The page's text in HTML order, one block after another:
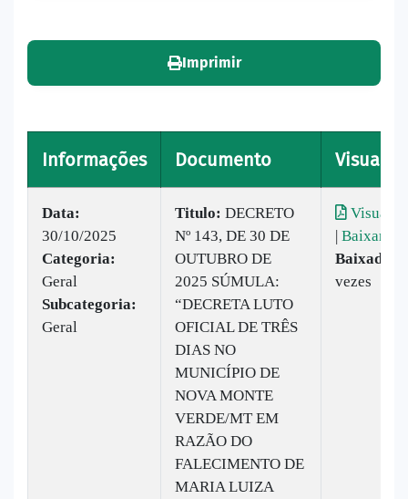
Imprimir
Informações Documento
Data:
30/10/2025
Categoria:
Geral
Subcategoria:
Geral
Titulo: DECRETO
Nº 143, DE 30 DE
OUTUBRO DE
2025 SÚMULA:
“DECRETA LUTO
OFICIAL DE TRÊS
DIAS NO
MUNICÍPIO DE
NOVA MONTE
VERDE/MT EM
RAZÃO DO
FALECIMENTO DE
MARIA LUIZA
| Baixar
Baixado:
vezes